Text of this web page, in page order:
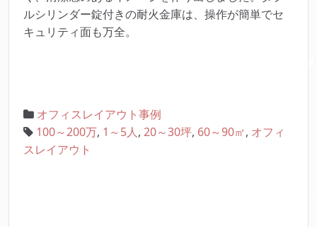
ルシリンダー錠付きの耐火金庫は、操作が簡単でセ
キュリティ面も万全。
オフィスレイアウト事例
100～200万, 1～5人, 20～30坪, 60～90㎡, オフィ
スレイアウト